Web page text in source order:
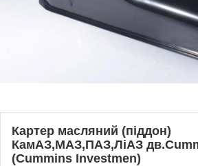
Картер масляний (піддон)
КамАЗ,МАЗ,ПАЗ,ЛіАЗ
(Cummins Investmen)